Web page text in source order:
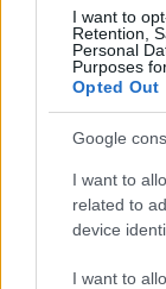
I want to
Retention,
Personal
Purposes
Opted Out
Google
I want to
related to
device
I want to